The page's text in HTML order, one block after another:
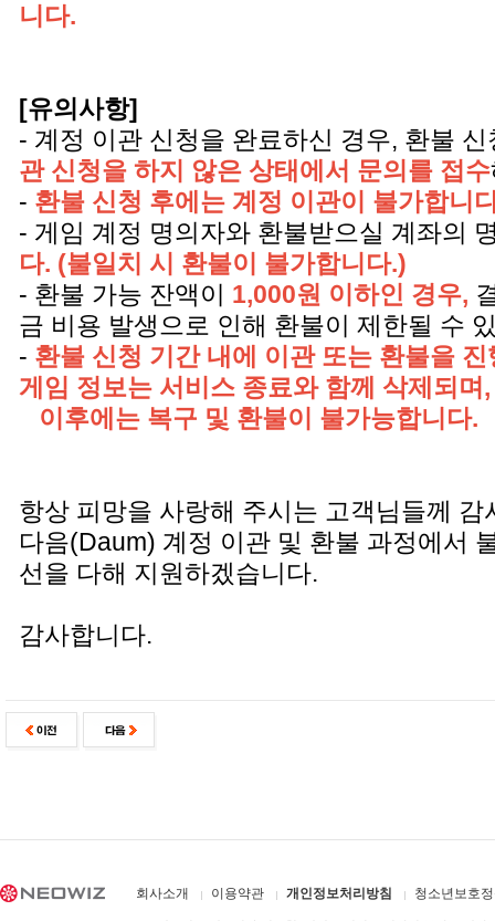
니다.
[유의사항]
- 계정 이관 신청을 완료하신 경우, 환불
관 신청을 하지 않은 상태에서 문의를 접수
- 환불 신청 후에는 계정 이관이 불가합니
- 게임 계정 명의자와 환불받으실 계좌의
다. (불일치 시 환불이 불가합니다.)
- 환불 가능 잔액이 1,000원 이하인 경우,
금 비용 발생으로 인해 환불이 제한될 수
- 환불 신청 기간 내에 이관 또는 환불을
게임 정보는 서비스 종료와 함께 삭제되며,
이후에는 복구 및 환불이 불가능합니다.
항상 피망을 사랑해 주시는 고객님들께 감
다음(Daum) 계정 이관 및 환불 과정에서
선을 다해 지원하겠습니다.
감사합니다.
회사소개 이용약관 개인정보처리방침 청소년보호